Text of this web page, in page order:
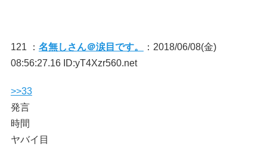
121 ： 名無しさん＠涙目です。
：2018/06/08(金)
08:56:27.16 ID:yT4Xzr560.net
>>33
発言
時間
ヤバイ目